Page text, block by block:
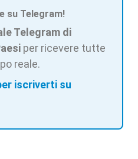
su Telegram!
Telegram di
per ricevere tutte
reale.
iscriverti su